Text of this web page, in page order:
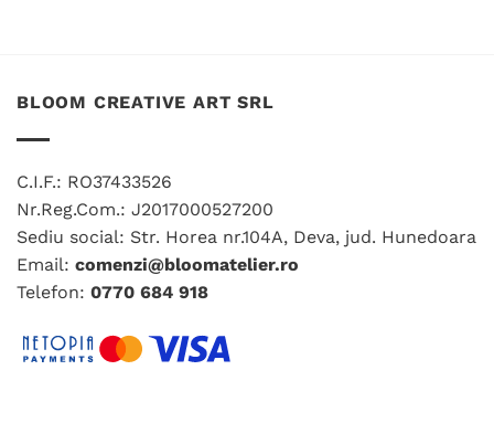
Opțiunile
alese
pagina
produsului.
BLOOM CREATIVE ART SRL
C.I.F.: RO37433526
Nr.Reg.Com.: J2017000527200
Sediu social: Str. Horea nr.104A, Deva, jud. Hunedoara
Email: comenzi@bloomatelier.ro
Telefon: 0770 684 918